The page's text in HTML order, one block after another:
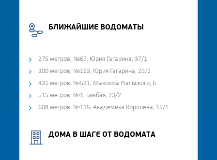
БЛИЖАЙШИЕ ВОДОМАТЫ
275 метров, №67, Юрия Гагарина, 37/1
300 метров, №163, Юрия Гагарина, 25/2
431 метров, №521, Максима Рыльского, 6
515 метров, №1, Бикбая, 23/2
608 метров, №115, Академика Королева, 15/1
ДОМА В ШАГЕ ОТ ВОДОМАТА